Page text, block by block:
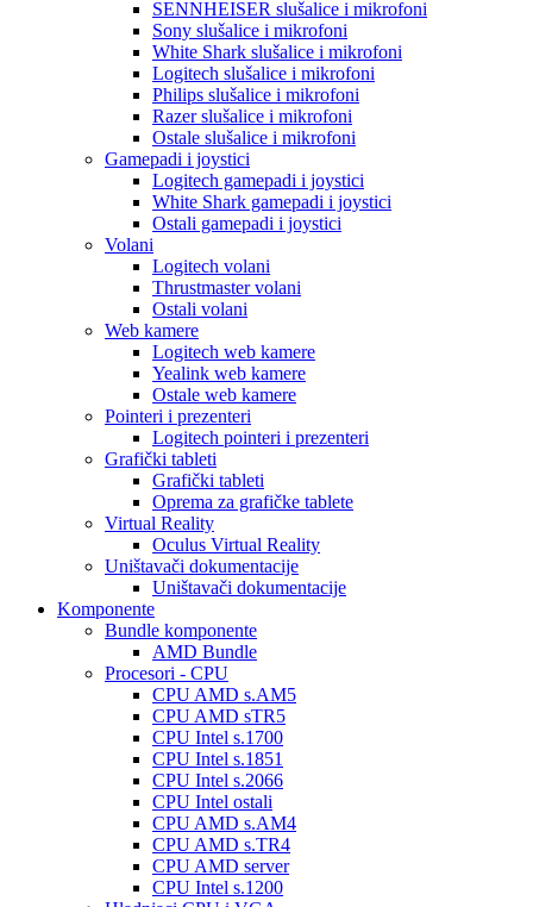
SENNHEISER slušalice i mikrofoni
Sony slušalice i mikrofoni
White Shark slušalice i mikrofoni
Logitech slušalice i mikrofoni
Philips slušalice i mikrofoni
Razer slušalice i mikrofoni
Ostale slušalice i mikrofoni
Gamepadi i joystici
Logitech gamepadi i joystici
White Shark gamepadi i joystici
Ostali gamepadi i joystici
Volani
Logitech volani
Thrustmaster volani
Ostali volani
Web kamere
Logitech web kamere
Yealink web kamere
Ostale web kamere
Pointeri i prezenteri
Logitech pointeri i prezenteri
Grafički tableti
Grafički tableti
Oprema za grafičke tablete
Virtual Reality
Oculus Virtual Reality
Uništavači dokumentacije
Uništavači dokumentacije
Komponente
Bundle komponente
AMD Bundle
Procesori - CPU
CPU AMD s.AM5
CPU AMD sTR5
CPU Intel s.1700
CPU Intel s.1851
CPU Intel s.2066
CPU Intel ostali
CPU AMD s.AM4
CPU AMD s.TR4
CPU AMD server
CPU Intel s.1200